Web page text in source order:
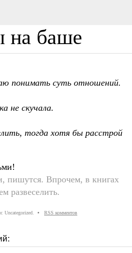
на баше
понимать суть отношений.
не скучала.
тогда хотя бы расстрой
пишутся. Впрочем, в книгах
развеселить.
Uncategorized.
RSS комментов